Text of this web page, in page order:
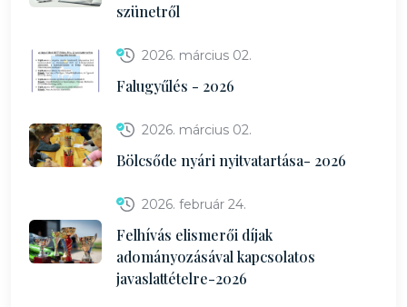
szünetről
2026. március 02.
Falugyűlés - 2026
2026. március 02.
Bölcsőde nyári nyitvatartása- 2026
2026. február 24.
Felhívás elismerői díjak
adományozásával kapcsolatos
javaslattételre-2026